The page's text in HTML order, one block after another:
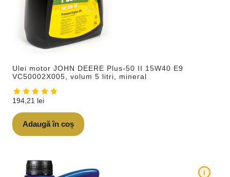
Ulei motor JOHN DEERE Plus-50 II 15W40 E9
VC50002X005, volum 5 litri, mineral
194,21 lei
Adaugă în coș
i